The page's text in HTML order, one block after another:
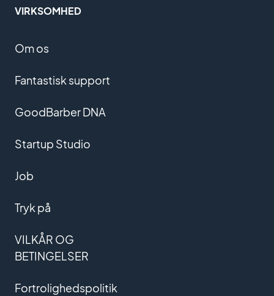
VIRKSOMHED
Om os
Fantastisk support
GoodBarber DNA
Startup Studio
Job
Tryk på
VILKÅR OG
BETINGELSER
Fortrolighedspolitik